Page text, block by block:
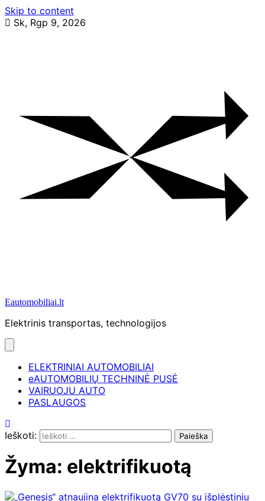
Skip to content
Sk, Rgp 9, 2026
Eautomobiliai.lt
Elektrinis transportas, technologijos
ELEKTRINIAI AUTOMOBILIAI
eAUTOMOBILIŲ TECHNINĖ PUSĖ
VAIRUOJU AUTO
PASLAUGOS
Ieškoti:
Žyma: elektrifikuotą